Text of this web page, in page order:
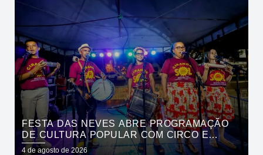
FESTA DAS NEVES ABRE PROGRAMAÇÃO
DE CULTURA POPULAR COM CIRCO E
CIRANDA NO PARQUE SOLON DE LUCENA
4 de agosto de 2026